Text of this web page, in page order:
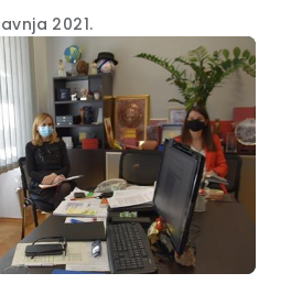
2021.